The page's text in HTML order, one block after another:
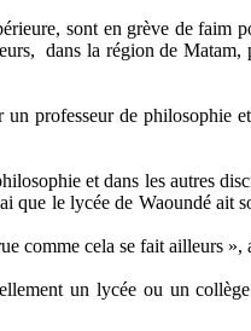
sont en grève de faim
dans la région de Matam,
professeur de philosophie
et dans les autres
que le lycée de Waoundé ait
comme cela se fait ailleurs »,
un lycée ou un